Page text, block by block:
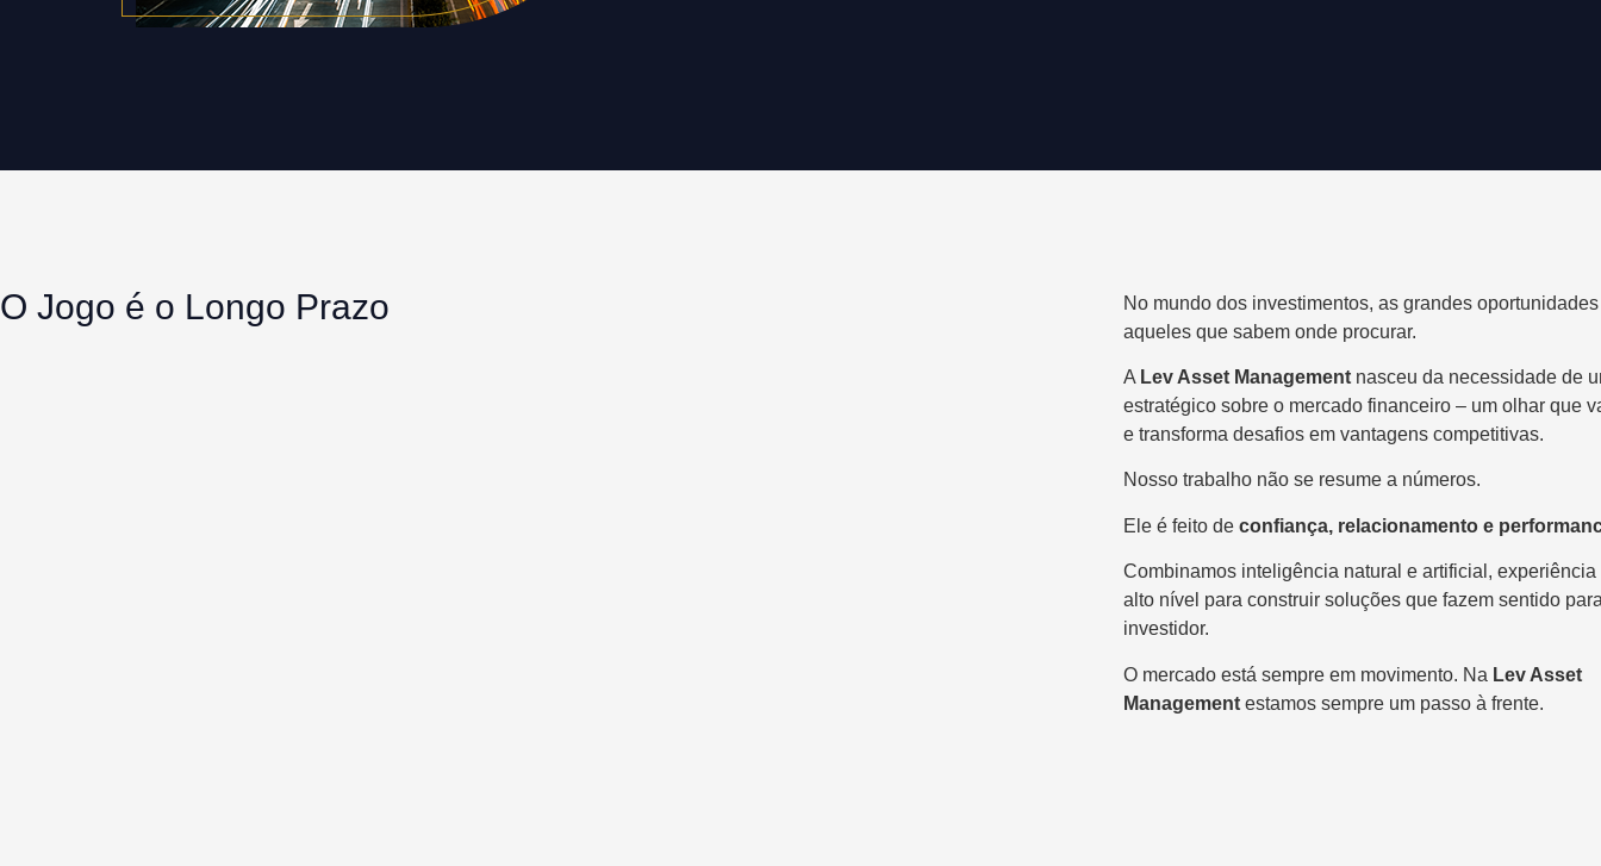
O Jogo é o Longo Prazo
No mundo dos investimentos, as grandes
aqueles que sabem onde procurar.
A Lev Asset Management nasceu da necessidade de
estratégico sobre o mercado financeiro – um olhar que
e transforma desafios em vantagens competitivas.
Nosso trabalho não se resume a números.
Ele é feito deconfiança, relacionamento e
Combinamos inteligência natural e artificial,
alto nível para construir soluções que fazem sentido
investidor.
O mercado está sempre em movimento. Na Lev Asset
Management estamos sempre um passo à frente.